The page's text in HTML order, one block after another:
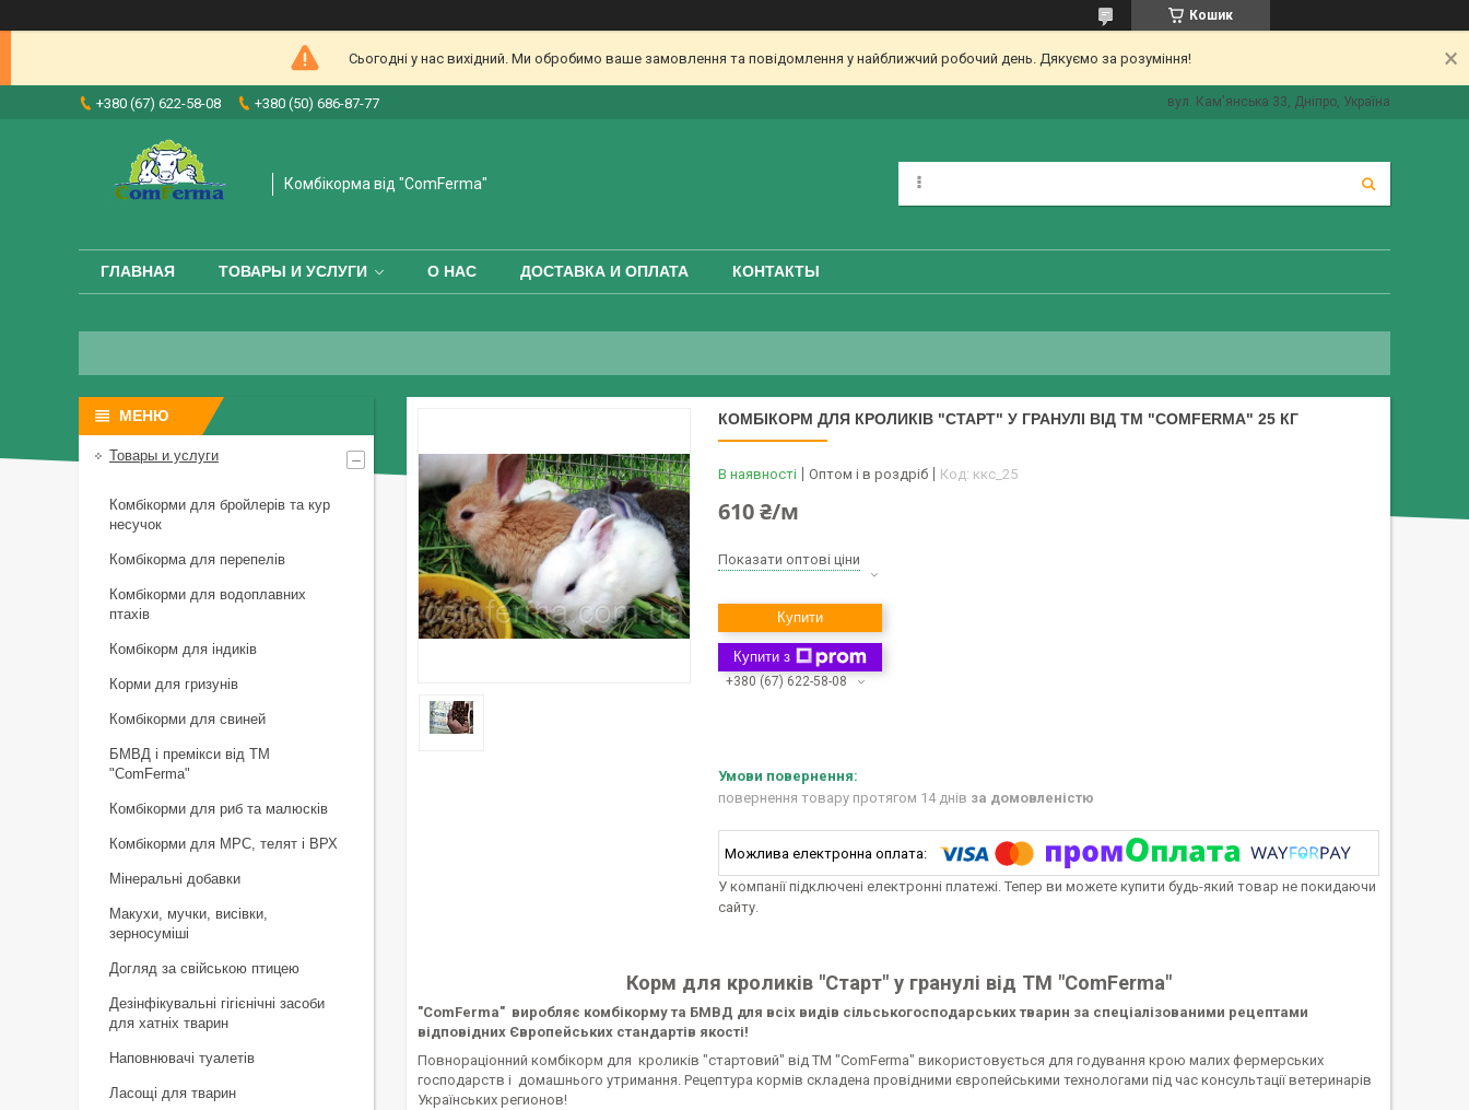
Кошик
Сьогодні у нас вихідний. Ми обробимо ваше замовлення та повідомлення у найближчий робочий день. Дякуємо за розуміння!
+380 (67) 622-58-08 +380 (50) 686-87-77 вул. Кам'янська 33, Дніпро, Україна
Комбікорма від "ComFerma"
ГЛАВНАЯ ТОВАРЫ И УСЛУГИ О НАС ДОСТАВКА И ОПЛАТА КОНТАКТЫ
КОМБІКОРМ ДЛЯ КРОЛИКІВ "СТАРТ" У ГРАНУЛІ ВІД ТМ "COMFERMA" 25 КГ
В наявності Оптом і в роздріб Код: ккс_25
610 ₴/м
Показати оптові ціни
Купити
Купити з
+380 (67) 622-58-08
повернення товару протягом 14 днів за домовленістю
У компанії підключені електронні платежі. Тепер ви можете купити будь-який товар не покидаючи
сайту.
Корм для кроликів "Старт" у гранулі від ТМ "ComFerma"
"ComFerma" виробляє комбікорму та БМВД для всіх видів сільськогосподарських тварин за спеціалізованими рецептами
відповідних Європейських стандартів якості!
Повнораціонний комбікорм для кроликів "стартовий" від ТМ "ComFerma" використовується для годування крою малих фермерських
господарств і домашнього утримання. Рецептура кормів складена провідними європейськими технологами під час консультації ветеринарів
Українських регионов!
Товары и услуги
Комбікорми для бройлерів та кур
несучок
Комбікорма для перепелів
Комбікорми для водоплавних
птахів
Комбікорм для індиків
Корми для гризунів
Комбікорми для свиней
БМВД і премікси від ТМ
"ComFerma"
Комбікорми для риб та малюсків
Комбікорми для МРС, телят і ВРХ
Мінеральні добавки
Макухи, мучки, висівки,
зерносуміші
Догляд за свійською птицею
Дезінфікувальні гігієнічні засоби
для хатніх тварин
Наповнювачі туалетів
Ласощі для тварин